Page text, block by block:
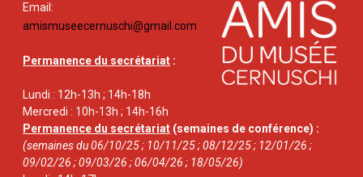
Email:
amismuseecernuschi@gmail.com
Permanence du secrétariat :
Lundi : 12h-13h ; 14h-18h
Mercredi : 10h-13h ; 14h-16h
Permanence du secrétariat (semaines de conférence) :
(semaines du 06/10/25 ; 10/11/25 ; 08/12/25 ; 12/01/26 ;
09/02/26 ; 09/03/26 ; 06/04/26 ; 18/05/26)